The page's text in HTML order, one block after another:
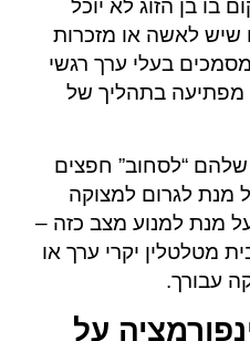
בן הזוג לא יוכל
שיש לאשה או מזכרות
בעלי ערך רגשי
מפתיעה בתהליך של
שלהם “לסחוב” חפצים
מנת לגרום למצוקה
מנת למנוע מצב כזה –
מטלטלין יקרי ערך או
עבורך.
על